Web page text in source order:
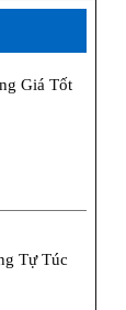
Giá Tốt
Tự Túc